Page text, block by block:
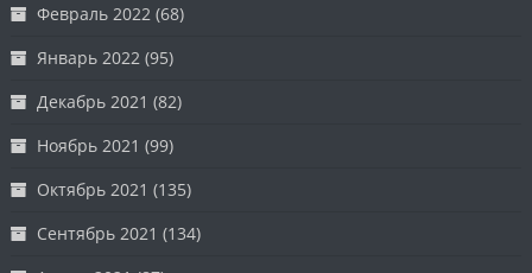
Февраль 2022 (68)
Январь 2022 (95)
Декабрь 2021 (82)
Ноябрь 2021 (99)
Октябрь 2021 (135)
Сентябрь 2021 (134)